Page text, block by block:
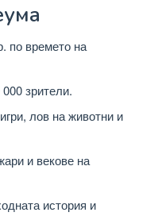
по времето на
зрители.
лов на животни и
и векове на
история и